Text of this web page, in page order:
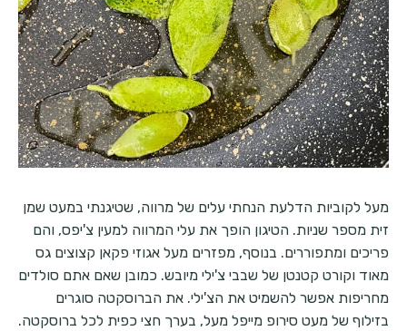
מעל לקוביות הדלעת הנחתי עלים של מרווה, שטיגנתי במעט שמן
זית מספר שניות. הטיגון הופך את עלי המרווה למעין צ'יפס, והם
פריכים ומתפוררים. בנוסף, מפזרים מעל אגוזי פקאן קצוצים גס
מאוד וקורט קטנטן של שבבי צ'ילי מיובש. כמובן שאם אתם סולדים
מחריפות אפשר להשמיט את הצ'ילי. את הברוסקטה סוגרים
בזילוף של מעט סירופ מייפל מעל, בערך חצי כפית לכל ברוסקטה.